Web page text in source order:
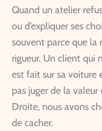
Quand un atelier
ou d’expliquer ses
souvent parce que la
rigueur. Un client qui
est fait sur sa voiture
pas juger de la
Droite, nous avons
de cacher.